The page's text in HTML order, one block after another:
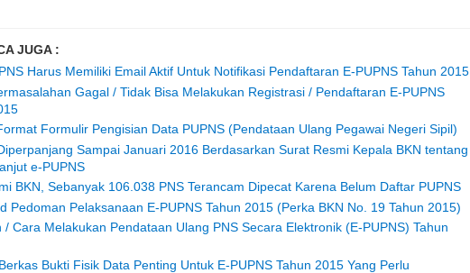
JUGA :
Harus Memiliki Email Aktif Untuk Notifikasi Pendaftaran E-PUPNS Tahun 2015
Gagal / Tidak Bisa Melakukan Registrasi / Pendaftaran E-PUPNS
Formulir Pengisian Data PUPNS (Pendataan Ulang Pegawai Negeri Sipil)
Sampai Januari 2016 Berdasarkan Surat Resmi Kepala BKN tentang
e-PUPNS
BKN, Sebanyak 106.038 PNS Terancam Dipecat Karena Belum Daftar PUPNS
Pedoman Pelaksanaan E-PUPNS Tahun 2015 (Perka BKN No. 19 Tahun 2015)
/ Cara Melakukan Pendataan Ulang PNS Secara Elektronik (E-PUPNS) Tahun
Bukti Fisik Data Penting Untuk E-PUPNS Tahun 2015 Yang Perlu